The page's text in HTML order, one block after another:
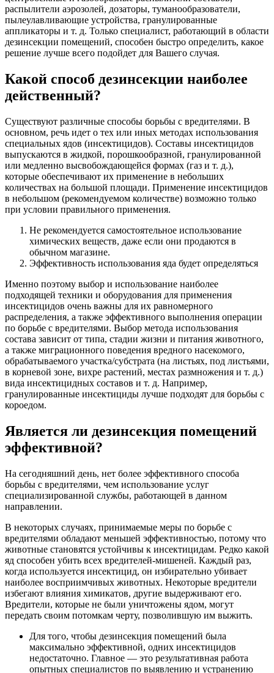
распылители аэрозолей, дозаторы, туманообразователи,
пылеулавливающие устройства, гранулированные
аппликаторы и т. д. Только специалист, работающий в области
дезинсекции помещений, способен быстро определить, какое
решение лучше всего подойдет для Вашего случая.
Какой способ дезинсекции наиболее
действенный?
Существуют различные способы борьбы с вредителями. В
основном, речь идет о тех или иных методах использования
специальных ядов (инсектицидов). Составы инсектицидов
выпускаются в жидкой, порошкообразной, гранулированной
или медленно высвобождающейся формах (газ и т. д.),
которые обеспечивают их применение в небольших
количествах на большой площади. Применение инсектицидов
в небольшом (рекомендуемом количестве) возможно только
при условии правильного применения.
Не рекомендуется самостоятельное использование
химических веществ, даже если они продаются в
обычном магазине.
Эффективность использования яда будет определяться
Именно поэтому выбор и использование наиболее
подходящей техники и оборудования для применения
инсектицидов очень важны для их равномерного
распределения, а также эффективного выполнения операции
по борьбе с вредителями. Выбор метода использования
состава зависит от типа, стадии жизни и питания животного,
а также миграционного поведения вредного насекомого,
обрабатываемого участка/субстрата (на листьях, под листьями,
в корневой зоне, вихре растений, местах размножения и т. д.)
вида инсектицидных составов и т. д. Например,
гранулированные инсектициды лучше подходят для борьбы с
короедом.
Является ли дезинсекция помещений
эффективной?
На сегодняшний день, нет более эффективного способа
борьбы с вредителями, чем использование услуг
специализированной службы, работающей в данном
направлении.
В некоторых случаях, принимаемые меры по борьбе с
вредителями обладают меньшей эффективностью, потому что
животные становятся устойчивы к инсектицидам. Редко какой
яд способен убить всех вредителей-мишеней. Каждый раз,
когда используется инсектицид, он избирательно убивает
наиболее восприимчивых животных. Некоторые вредители
избегают влияния химикатов, другие выдерживают его.
Вредители, которые не были уничтожены ядом, могут
передать своим потомкам черту, позволившую им выжить.
Для того, чтобы дезинсекция помещений была
максимально эффективной, одних инсектицидов
недостаточно. Главное — это результативная работа
опытных специалистов по выявлению и устранению